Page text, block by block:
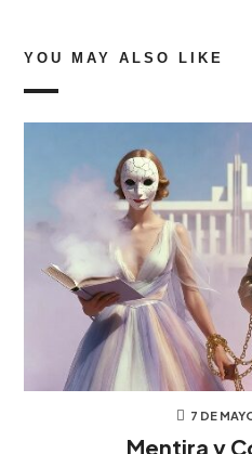
YOU MAY ALSO LIKE
7 DE
Mentira y